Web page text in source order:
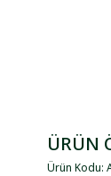
ÜRÜN
Ürün Kodu: